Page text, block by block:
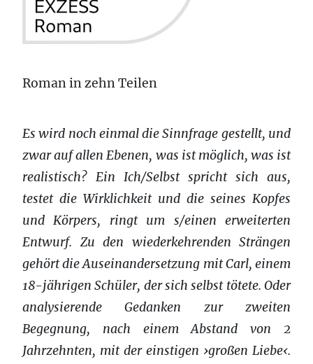
Roman in zehn Teilen
Es wird noch einmal die Sinnfrage gestellt, und
zwar auf allen Ebenen, was ist möglich, was ist
realistisch? Ein Ich/Selbst spricht sich aus,
testet die Wirklichkeit und die seines Kopfes
und Körpers, ringt um s/einen erweiterten
Entwurf. Zu den wiederkehrenden Strängen
gehört die Auseinandersetzung mit Carl, einem
18-jährigen Schüler, der sich selbst tötete. Oder
analysierende Gedanken zur zweiten
Begegnung, nach einem Abstand von 2
Jahrzehnten, mit der einstigen ›großen Liebe‹.